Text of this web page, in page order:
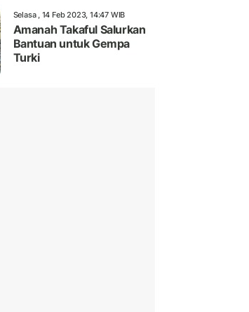
Selasa , 14 Feb 2023, 14:47 WIB
Amanah Takaful Salurkan
Bantuan untuk Gempa
Turki